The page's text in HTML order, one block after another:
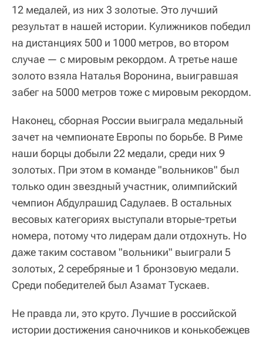
12 медалей, из них 3 золотые. Это лучший
результат в нашей истории. Кулижников победил
на дистанциях 500 и 1000 метров, во втором
случае — с мировым рекордом. А третье наше
золото взяла Наталья Воронина, выигравшая
забег на 5000 метров тоже с мировым рекордом.
Наконец, сборная России выиграла медальный
зачет на чемпионате Европы по борьбе. В Риме
наши борцы добыли 22 медали, среди них 9
золотых. При этом в команде "вольников" был
только один звездный участник, олимпийский
чемпион Абдулрашид Садулаев. В остальных
весовых категориях выступали вторые-третьи
номера, потому что лидерам дали отдохнуть. Но
даже таким составом "вольники" выиграли 5
золотых, 2 серебряные и 1 бронзовую медали.
Среди победителей был Азамат Тускаев.
Не правда ли, это круто. Лучшие в российской
истории достижения саночников и конькобежцев